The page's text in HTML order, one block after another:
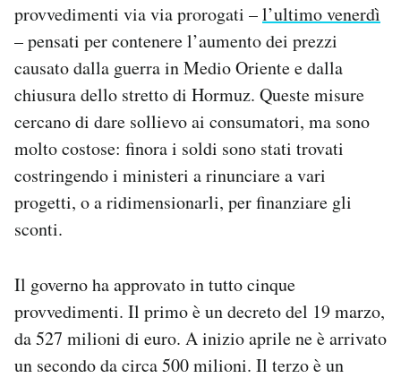
Hai bisogno di aiuto?
Esci
provvedimenti via via prorogati –l’ultimo venerdì
– pensati per contenere l’aumento dei prezzi
causato dalla guerra in Medio Oriente e dalla
chiusura dello stretto di Hormuz. Queste misure
cercano di dare sollievo ai consumatori, ma sono
molto costose: finora i soldi sono stati trovati
costringendo i ministeri a rinunciare a vari
progetti, o a ridimensionarli, per finanziare gli
sconti.
Il governo ha approvato in tutto cinque
provvedimenti. Il primo è un decreto del 19 marzo,
da 527 milioni di euro. A inizio aprile ne è arrivato
un secondo da circa 500 milioni. Il terzo è un